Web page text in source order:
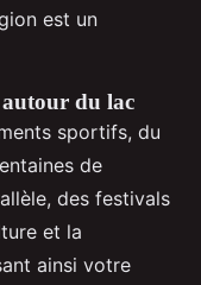
est un
autour du lac
sportifs, du
de
des festivals
et la
ainsi votre